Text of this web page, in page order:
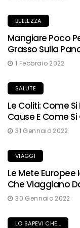
BELLEZZA
Mangiare Poco
Grasso Sulla
1 Febbraio 2022
SALUTE
Le Coliti: Come
Cause E Come
31 Gennaio 2022
VIAGGI
Le Mete Europee
Che Viaggiano
30 Gennaio 2022
LO SAPEVI CHE...